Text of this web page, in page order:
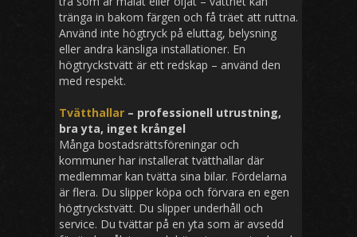
tränga in bakom färgen och få träet att ruttna.
Använd inte högtryck på eluttag, belysning
eller andra känsliga installationer. En
högtryckstvätt är ett redskap – använd den
med respekt.
Tvätthallar – professionell utrustning,
bra yta, inget krångel
Många bostadsrättsföreningar och
kommuner har installerat tvätthallar där
medlemmar kan tvätta sina bilar. Fördelarna
är flera. Du slipper köpa och förvara en egen
högtryckstvätt. Du slipper underhåll och
service. Du tvättar på en yta som är avsedd